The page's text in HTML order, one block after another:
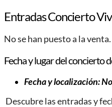
Entradas Concierto
No se han puesto a la venta.
Fecha y lugar del concierto
Fecha y localización:
Descubre las entradas y